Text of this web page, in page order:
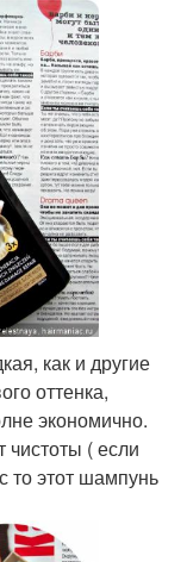
как и другие
оттенка,
экономично.
( если
то этот шампунь